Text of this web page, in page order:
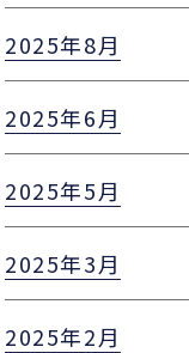
2025年8月
2025年6月
2025年5月
2025年3月
2025年2月